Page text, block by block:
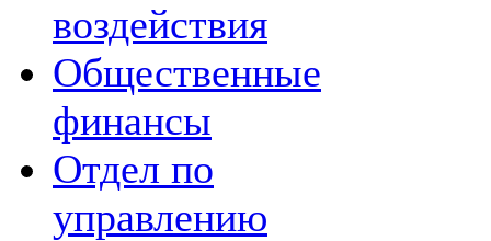
воздействия
Общественные
финансы
Отдел по
управлению